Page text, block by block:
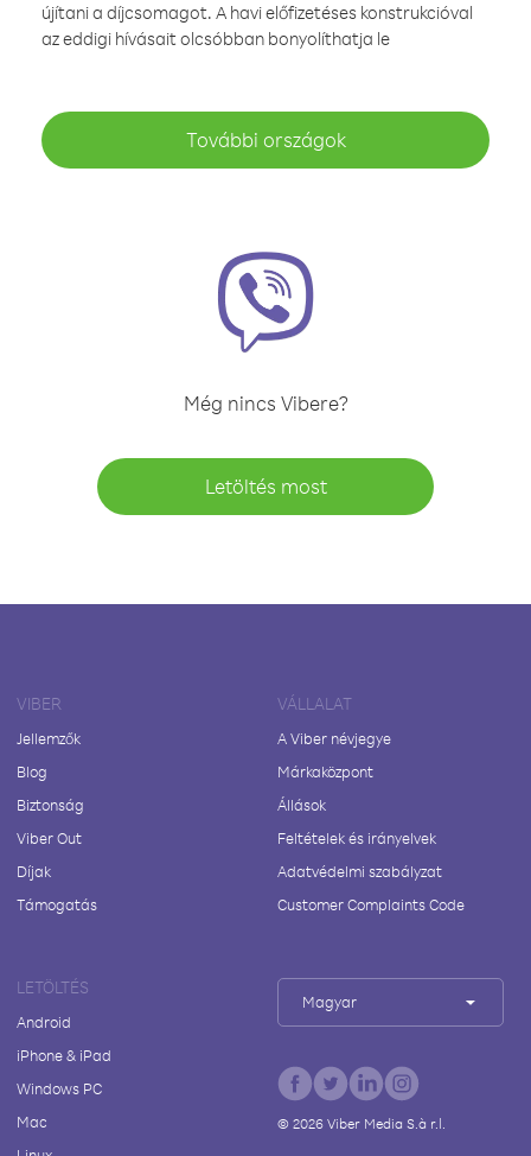
újítani a díjcsomagot. A havi előfizetéses konstrukcióval
az eddigi hívásait olcsóbban bonyolíthatja le
További országok
Még nincs Vibere?
Letöltés most
VIBER
Jellemzők
Blog
Biztonság
Viber Out
Díjak
Támogatás
VÁLLALAT
A Viber névjegye
Márkaközpont
Állások
Feltételek és irányelvek
Adatvédelmi szabályzat
Customer Complaints Code
LETÖLTÉS
Android
iPhone & iPad
Windows PC
Mac
Magyar
© 2026Viber Media S.à r.l.